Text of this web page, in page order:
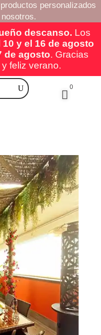
personalizados
descanso. Los
10 y el 16 de agosto
de agosto. Gracias
feliz verano.

0